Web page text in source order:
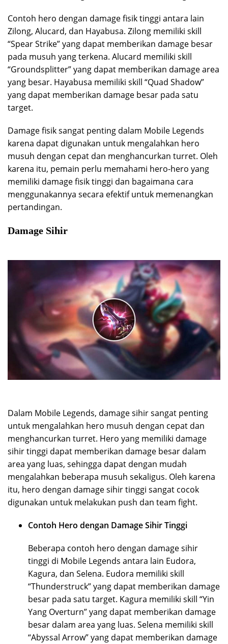
Contoh hero dengan damage fisik tinggi antara lain
Zilong, Alucard, dan Hayabusa. Zilong memiliki skill
“Spear Strike” yang dapat memberikan damage besar
pada musuh yang terkena. Alucard memiliki skill
“Groundsplitter” yang dapat memberikan damage area
yang besar. Hayabusa memiliki skill “Quad Shadow”
yang dapat memberikan damage besar pada satu
target.
Damage fisik sangat penting dalam Mobile Legends
karena dapat digunakan untuk mengalahkan hero
musuh dengan cepat dan menghancurkan turret. Oleh
karena itu, pemain perlu memahami hero-hero yang
memiliki damage fisik tinggi dan bagaimana cara
menggunakannya secara efektif untuk memenangkan
pertandingan.
Damage Sihir
Dalam Mobile Legends, damage sihir sangat penting
untuk mengalahkan hero musuh dengan cepat dan
menghancurkan turret. Hero yang memiliki damage
sihir tinggi dapat memberikan damage besar dalam
area yang luas, sehingga dapat dengan mudah
mengalahkan beberapa musuh sekaligus. Oleh karena
itu, hero dengan damage sihir tinggi sangat cocok
digunakan untuk melakukan push dan team fight.
Contoh Hero dengan Damage Sihir Tinggi
Beberapa contoh hero dengan damage sihir
tinggi di Mobile Legends antara lain Eudora,
Kagura, dan Selena. Eudora memiliki skill
“Thunderstruck” yang dapat memberikan damage
besar pada satu target. Kagura memiliki skill “Yin
Yang Overturn” yang dapat memberikan damage
besar dalam area yang luas. Selena memiliki skill
“Abyssal Arrow” yang dapat memberikan damage